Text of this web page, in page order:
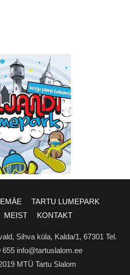
TARTU LUMEPARK
MEIST KONTAKT
Sihva küla, Kalda/1, 67301 Tel.
655 info@tartuslalom.ee
MTÜ Tartu Slalom